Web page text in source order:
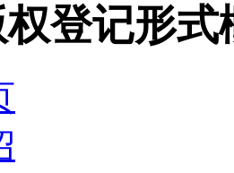
登记形式